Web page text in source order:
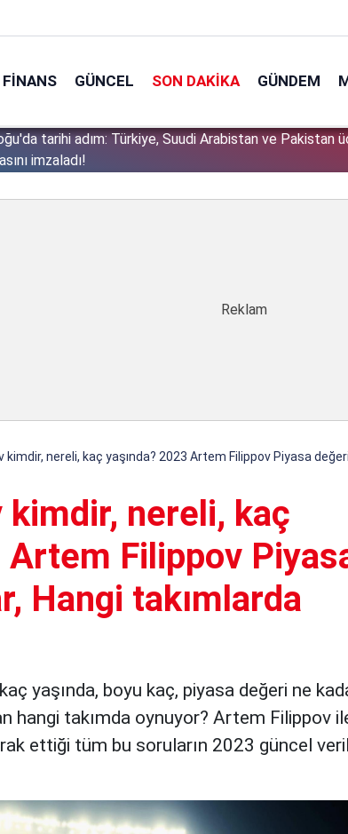
FINANS GÜNCEL SON DAKIKA GÜNDEM
tarihi adım: Türkiye, Suudi Arabistan ve Pakistan
imzaladı!
kimdir, nereli, kaç yaşında? 2023 Artem Filippov Piyasa
nereli, kaç
Artem Filippov
Hangi takımlarda
yaşında, boyu kaç, piyasa değeri ne
hangi takımda oynuyor? Artem Filippov
ettiği tüm bu soruların 2023 güncel